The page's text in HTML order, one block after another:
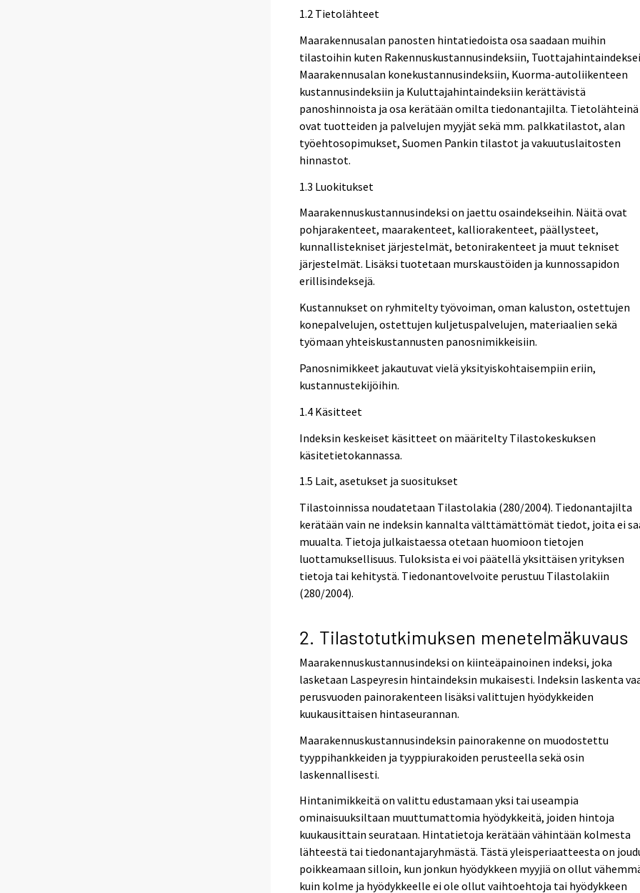
1.2 Tietolähteet
Maarakennusalan panosten hintatiedoista osa saadaan muihin
tilastoihin kuten Rakennuskustannusindeksiin,
Maarakennusalan konekustannusindeksiin, Kuorma-autoliikenteen
kustannusindeksiin ja Kuluttajahintaindeksiin kerättävistä
panoshinnoista ja osa kerätään omilta tiedonantajilta. Tietolähteinä
ovat tuotteiden ja palvelujen myyjät sekä mm. palkkatilastot, alan
työehtosopimukset, Suomen Pankin tilastot ja vakuutuslaitosten
hinnastot.
1.3 Luokitukset
Maarakennuskustannusindeksi on jaettu osaindekseihin. Näitä ovat
pohjarakenteet, maarakenteet, kalliorakenteet, päällysteet,
kunnallistekniset järjestelmät, betonirakenteet ja muut tekniset
järjestelmät. Lisäksi tuotetaan murskaustöiden ja kunnossapidon
erillisindeksejä.
Kustannukset on ryhmitelty työvoiman, oman kaluston, ostettujen
konepalvelujen, ostettujen kuljetuspalvelujen, materiaalien sekä
työmaan yhteiskustannusten panosnimikkeisiin.
Panosnimikkeet jakautuvat vielä yksityiskohtaisempiin eriin,
kustannustekijöihin.
1.4 Käsitteet
Indeksin keskeiset käsitteet on määritelty Tilastokeskuksen
käsitetietokannassa.
1.5 Lait, asetukset ja suositukset
Tilastoinnissa noudatetaan Tilastolakia (280/2004). Tiedonantajilta
kerätään vain ne indeksin kannalta välttämättömät tiedot, joita ei
muualta. Tietoja julkaistaessa otetaan huomioon tietojen
luottamuksellisuus. Tuloksista ei voi päätellä yksittäisen yrityksen
tietoja tai kehitystä. Tiedonantovelvoite perustuu Tilastolakiin
(280/2004).
2. Tilastotutkimuksen menetelmäkuvaus
Maarakennuskustannusindeksi on kiinteäpainoinen indeksi, joka
lasketaan Laspeyresin hintaindeksin mukaisesti. Indeksin laskenta
perusvuoden painorakenteen lisäksi valittujen hyödykkeiden
kuukausittaisen hintaseurannan.
Maarakennuskustannusindeksin painorakenne on muodostettu
tyyppihankkeiden ja tyyppiurakoiden perusteella sekä osin
laskennallisesti.
Hintanimikkeitä on valittu edustamaan yksi tai useampia
ominaisuuksiltaan muuttumattomia hyödykkeitä, joiden hintoja
kuukausittain seurataan. Hintatietoja kerätään vähintään kolmesta
lähteestä tai tiedonantajaryhmästä. Tästä yleisperiaatteesta on
poikkeamaan silloin, kun jonkun hyödykkeen myyjiä on ollut
kuin kolme ja hyödykkeelle ei ole ollut vaihtoehtoja tai hyödykkeen